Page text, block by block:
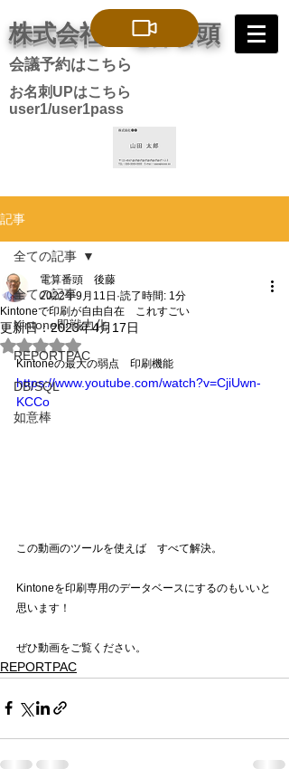
株式会社 電算番頭
会議予約はこちら
お名刺UPはこちら
user1/user1pass
記事
全ての記事
Kintone即戦力化
REPORTPAC
DB/SQL
如意棒
全ての記事
Kintoneで印刷が自由自在 これすごい
電算番頭 後藤
2022年9月11日 読了時間: 1分
更新日：2023年4月17日
5つ星のうちNaNと評価されています。
Kintoneの最大の弱点　印刷機能
https://www.youtube.com/watch?v=CjiUwn-
KCCo
この動画のツールを使えば　すべて解決。
Kintoneを印刷専用のデータベースにするのもいいと
思います！
ぜひ動画をご覧ください。
REPORTPAC